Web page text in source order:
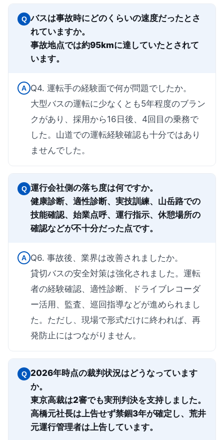
Q バスは事故時にどのくらいの速度だったとさ
れていますか。
事故地点では約95kmに達していたとされて
います。
A Q4. 運転手の経験面で何が問題でしたか。
大型バスの運転に少なくとも5年程度のブラン
クがあり、採用から16日後、4回目の乗務で
した。山道での運転経験確認も十分ではあり
ませんでした。
Q 運行会社側の落ち度は何ですか。
健康診断、適性診断、実技訓練、山岳路での
技能確認、始業点呼、運行指示、休憩場所の
確認などが不十分だった点です。
A Q6. 事故後、業界は改善されましたか。
貸切バスの安全対策は強化されました。運転
者の経験確認、適性診断、ドライブレコーダ
ー活用、監査、巡回指導などが進められまし
た。ただし、現場で形式だけに終われば、再
発防止にはつながりません。
Q 2026年時点の裁判状況はどうなっています
か。
東京高裁は2審でも実刑判決を支持しました。
高橋元社長は上告せず禁錮3年が確定し、荒井
元運行管理者は上告しています。